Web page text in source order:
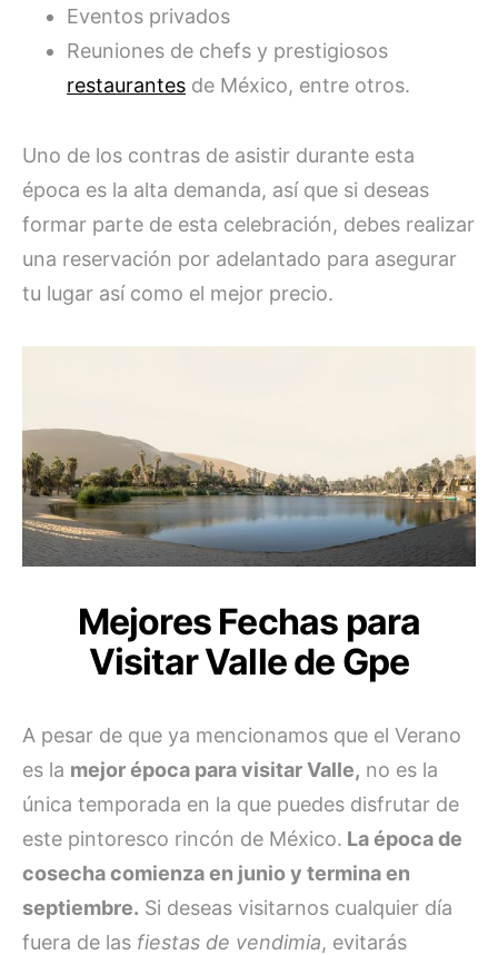
Eventos privados
Reuniones de chefs y prestigiosos
restaurantes de México, entre otros.
Uno de los contras de asistir durante esta
época es la alta demanda, así que si deseas
formar parte de esta celebración, debes realizar
una reservación por adelantado para asegurar
tu lugar así como el mejor precio.
Mejores Fechas para
Visitar Valle de Gpe
A pesar de que ya mencionamos que el Verano
es la mejor época para visitar Valle, no es la
única temporada en la que puedes disfrutar de
este pintoresco rincón de México. La época de
cosecha comienza en junio y termina en
septiembre. Si deseas visitarnos cualquier día
fuera de las fiestas de vendimia, evitarás